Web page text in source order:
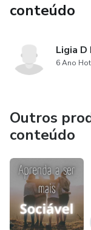
conteúdo
Ligia D
6 Ano
Outros
conteúdo